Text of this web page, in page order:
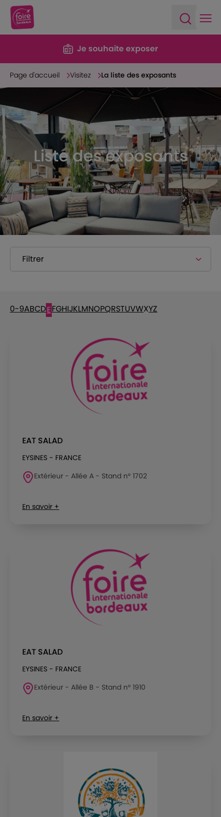
Je souhaite exposer
Page d'accueil Visitez La liste des exposants
Liste des exposants
Filtrer
0-9ABCDEFGHIJKLMNOPQRSTUVWXYZ
EAT SALAD
EYSINES - FRANCE
Extérieur - Allée A - Stand n° 1702
En savoir +
EAT SALAD
EYSINES - FRANCE
Extérieur - Allée B - Stand n° 1910
En savoir +